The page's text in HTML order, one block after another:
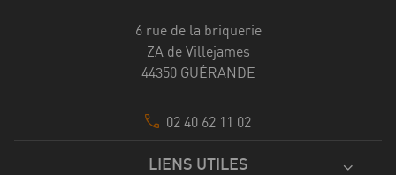
6 rue de la briquerie
ZA de Villejames
44350 GUÉRANDE
02 40 62 11 02
LIENS UTILES